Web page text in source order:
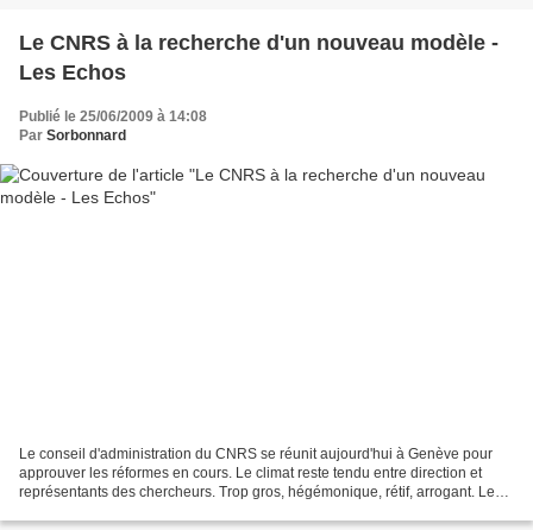
Le CNRS à la recherche d'un nouveau modèle -
Les Echos
Publié le 25/06/2009 à 14:08
Par Sorbonnard
Le conseil d'administration du CNRS se réunit aujourd'hui à Genève pour
approuver les réformes en cours. Le climat reste tendu entre direction et
représentants des chercheurs. Trop gros, hégémonique, rétif, arrogant. Les